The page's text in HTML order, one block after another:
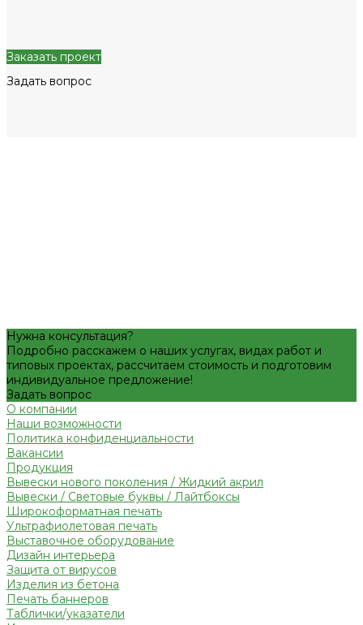
Заказать проект
Задать вопрос
Нужна консультация?
Подробно расскажем о наших услугах, видах работ и
типовых проектах, рассчитаем стоимость и подготовим
индивидуальное предложение!
Задать вопрос
О компании
Наши возможности
Политика конфиденциальности
Вакансии
Продукция
Вывески нового поколения / Жидкий акрил
Вывески / Световые буквы / Лайтбоксы
Широкоформатная печать
Ультрафиолетовая печать
Выставочное оборудование
Дизайн интерьера
Защита от вирусов
Изделия из бетона
Печать баннеров
Таблички/указатели